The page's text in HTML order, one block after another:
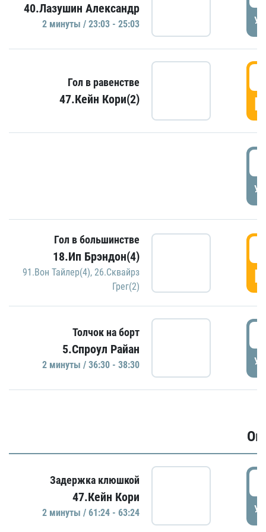
40.Лазушин Александр
2 минуты / 23:03 - 25:03
Гол в равенстве
47.Кейн Кори(2)
Гол в большинстве
18.Ип Брэндон(4)
91.Вон Тайлер(4), 26.Сквайрз
Грег(2)
Толчок на борт
5.Спроул Райан
2 минуты / 36:30 - 38:30
Задержка клюшкой
47.Кейн Кори
2 минуты / 61:24 - 63:24